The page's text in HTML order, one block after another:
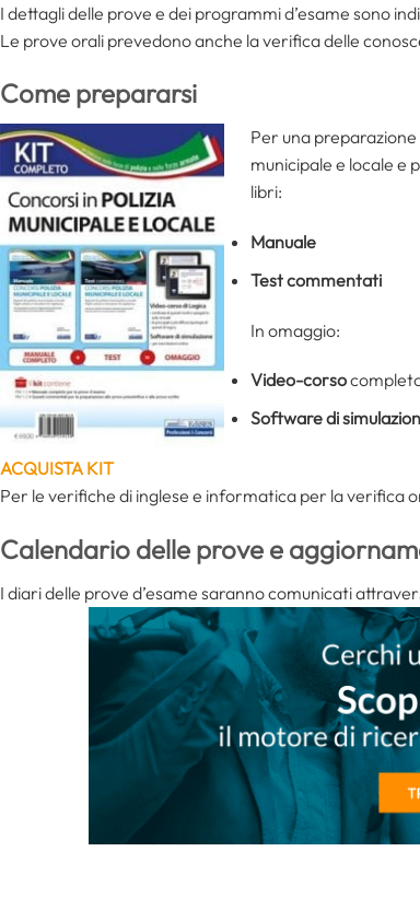
I dettagli delle prove e dei programmi d’esame sono
Le prove orali prevedono anche la verifica delle
Come prepararsi
Per una
municipale e locale e
libri:
Manuale
Test commentati
In omaggio:
Video-corso
Software di
ACQUISTA KIT
Per le verifiche di inglese e informatica per la verifica
Calendario delle prove e
I diari delle prove d’esame saranno comunicati